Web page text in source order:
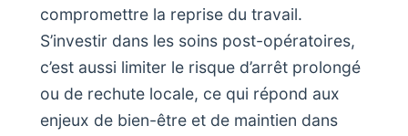
compromettre la reprise du travail.
S’investir dans les soins post-opératoires,
c’est aussi limiter le risque d’arrêt prolongé
ou de rechute locale, ce qui répond aux
enjeux de bien-être et de maintien dans